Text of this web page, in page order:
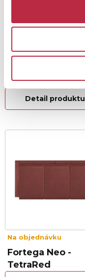
Fortega Flex 34
Graphite
Detail produktu
Na objednávku
Fortega Neo -
TetraRed